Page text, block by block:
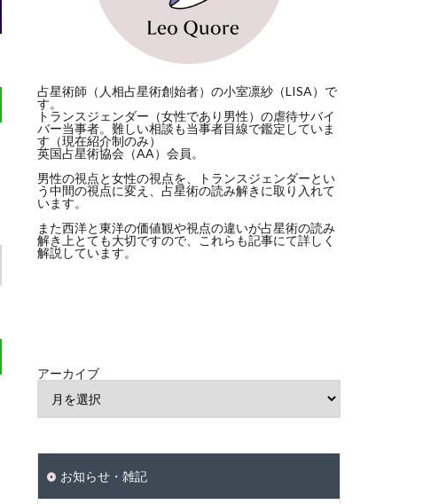
占星術師（人相占星術創始者）の小室凛紗（LISA）で
す。
トランスジェンダー（女性であり男性）の虐待サバイ
バー当事者。難しい相談も当事者目線で鑑定していま
す（現在紹介制のみ）
英国占星術協会（AA）会員。
男性の視点と女性の視点を、トランスジェンダーとい
う中間の視点に変え、占星術の読み解きに取り入れて
います。
また西洋と東洋の価値観や視点の違いが占星術の読み
解き上とても大切ですので、これらも記事にて詳しく
解説しています。
アーカイブ
お知らせ・雑記